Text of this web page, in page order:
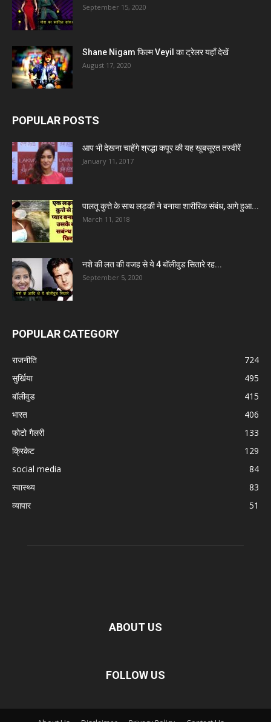
September 15, 2020
Shane Nigam फिल्म Veyil का ट्रेलर यहाँ देखें
August 17, 2020
POPULAR POSTS
आप भी देखना चाहेंगे श्रद्धा कपूर की यह खूबसूरत तस्वीरें
January 11, 2017
पालतू कुत्ते के साथ लड़की ने बनाया शारीरिक संबंध, आगे हुआ...
March 11, 2018
नशे की लत की वजह से ये 4 बॉलीवुड सितारे रह...
September 5, 2020
POPULAR CATEGORY
राजनीति
724
सुर्खिया
495
बॉलीवुड
415
भारत
406
फोटो गैलरी
133
क्रिकेट
129
social media
84
स्वास्थ्य
83
व्यापार
51
ABOUT US
FOLLOW US